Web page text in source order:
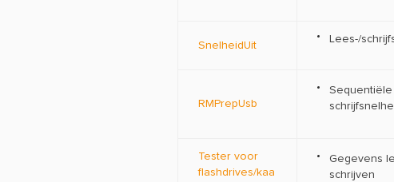
SnelheidUit
Lees-/
RMPrepUsb
Tester voor
flashdrives/kaa
Gegevens
schrijven